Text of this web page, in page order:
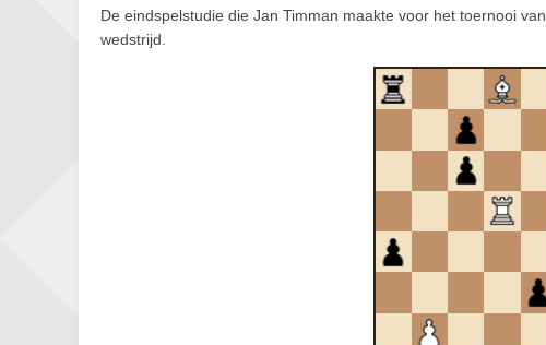
De eindspelstudie die Jan Timman maakte voor het toernooi
wedstrijd.